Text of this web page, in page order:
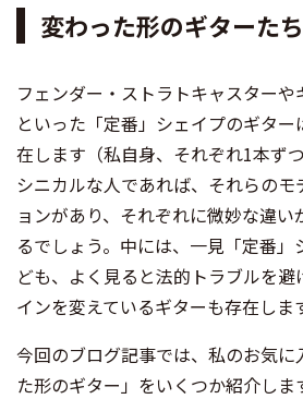
変わった形のギターたち
フェンダー・ストラトキャスター
といった「定番」シェイプのギタ
在します（私自身、それぞれ1本ず
シニカルな人であれば、それらの
ョンがあり、それぞれに微妙な違
るでしょう。中には、一見「定番
ども、よく見ると法的トラブルを
インを変えているギターも存在しま
今回のブログ記事では、私のお気に
た形のギター」をいくつか紹介しま